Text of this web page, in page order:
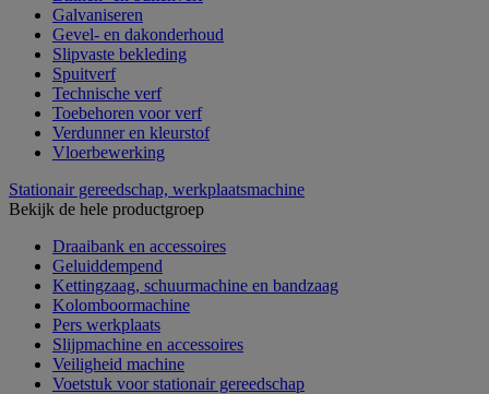
Galvaniseren
Gevel- en dakonderhoud
Slipvaste bekleding
Spuitverf
Technische verf
Toebehoren voor verf
Verdunner en kleurstof
Vloerbewerking
Stationair gereedschap, werkplaatsmachine
Bekijk de hele productgroep
Draaibank en accessoires
Geluiddempend
Kettingzaag, schuurmachine en bandzaag
Kolomboormachine
Pers werkplaats
Slijpmachine en accessoires
Veiligheid machine
Voetstuk voor stationair gereedschap